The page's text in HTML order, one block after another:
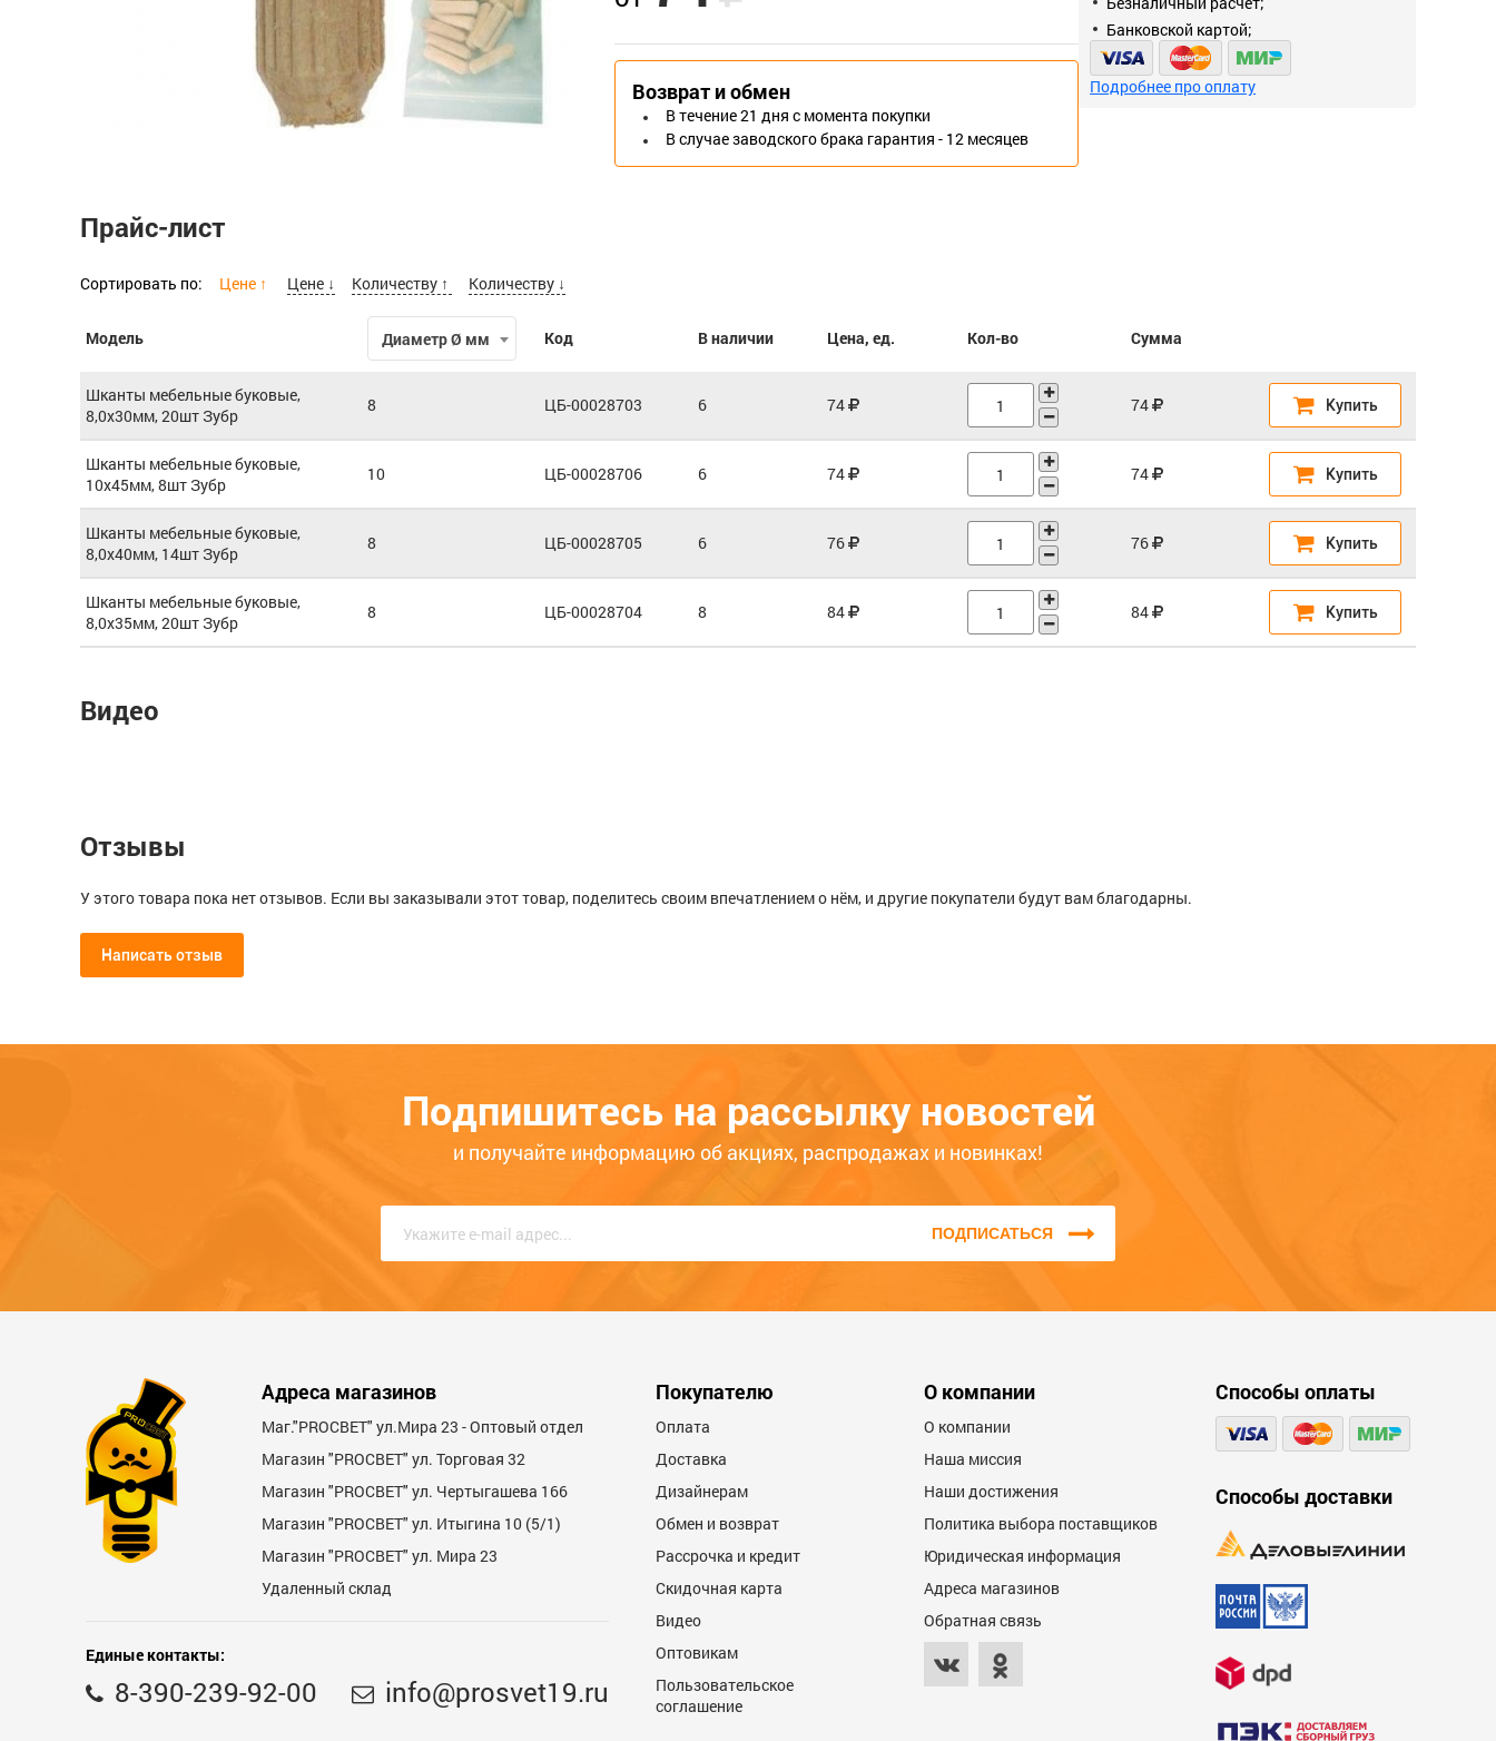
Возврат и обмен
В течение 21 дня с момента покупки
В случае заводского брака гарантия - 12 месяцев
Банковской картой;
Подробнее про оплату
Прайс-лист
Сортировать по: Цене ↑ Цене ↓ Количеству ↑ Количеству ↓
Модель Диаметр Ø мм Код В наличии Цена, ед. Кол-во Сумма
Шканты мебельные буковые,
8,0х30мм, 20шт Зубр
8 ЦБ-00028703 6 74
Шканты мебельные буковые,
10х45мм, 8шт Зубр
10 ЦБ-00028706 6 74
Шканты мебельные буковые,
8,0х40мм, 14шт Зубр
8 ЦБ-00028705 6 76
Шканты мебельные буковые,
8,0х35мм, 20шт Зубр
8 ЦБ-00028704 8 84
Видео
Отзывы
У этого товара пока нет отзывов. Если вы заказывали этот товар, поделитесь своим впечатлением о нём, и другие покупатели будут вам благодарны.
Написать отзыв
Несколько месяцев
Недостатки
поможет другим покупателям
определиться с выбором. Обратите
внимание на качество, удобство,
характеристикам.
Мы не публикуем отзывы, которые
написаны большими буквами или
оскорбления.
Подпишитесь на рассылку новостей
и получайте информацию об акциях, распродажах и новинках!
ПОДПИСАТЬСЯ
Адреса магазинов
Маг."PROСВЕТ" ул.Мира 23 - Оптовый отдел
Магазин "PROСВЕТ" ул. Торговая 32
Магазин "PROCBET" ул. Чертыгашева 166
Магазин "PROCBET" ул. Итыгина 10 (5/1)
Магазин "PROСВЕТ" ул. Мира 23
Удаленный склад
Единые контакты:
8-390-239-92-00 info@prosvet19.ru
Покупателю
Оплата
Доставка
Дизайнерам
Обмен и возврат
Рассрочка и кредит
Скидочная карта
Видео
Оптовикам
Пользовательское
соглашение
О компании
О компании
Наша миссия
Наши достижения
Политика выбора поставщиков
Юридическая информация
Адреса магазинов
Обратная связь
Способы оплаты
Способы доставки